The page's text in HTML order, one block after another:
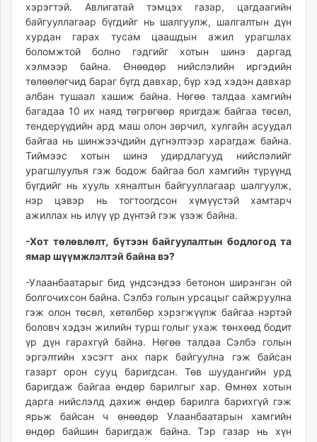
хэрэгтэй. Авлигатай тэмцэх газар, цагдаагийн
байгууллагаар бүгдийг нь шалгуулж, шалгалтын дүн
хурдан гарах тусам цаашдын ажил урагшлах
боломжтой болно гэдгийг хотын шинэ даргад
хэлмээр байна. Өнөөдөр нийслэлийн иргэдийн
төлөөлөгчид бараг бүгд давхар, бүр хэд хэдэн давхар
албан тушаал хашиж байна. Нөгөө талдаа хамгийн
багадаа 10 их наяд төгрөгөөр яригдаж байгаа төсөл,
тендерүүдийн ард маш олон зөрчил, хулгайн асуудал
байгаа нь шинжээчдийн дүгнэлтээр харагдаж байна.
Тиймээс хотын шинэ удирдлагууд нийслэлийг
урагшлуулъя гэж бодож байгаа бол хамгийн түрүүнд
бүгдийг нь хууль хяналтын байгууллагаар шалгуулж,
нэр цэвэр нь тогтоогдсон хүмүүстэй хамтарч
ажиллах нь илүү үр дүнтэй гэж үзэж байна.
-Хот төлөвлөлт, бүтээн байгуулалтын бодлогод та
ямар шүүмжлэлтэй байна вэ?
-Улаанбаатарыг бид үндсэндээ бетонон ширэнгэн ой
болгочихсон байна. Сэлбэ голын урсацыг сайжруулна
гэж олон төсөл, хөтөлбөр хэрэгжүүлж байгаа нэртэй
боловч хэдэн жилийн турш голыг ухаж төнхөөд бодит
үр дүн гарахгүй байна. Нөгөө талдаа Сэлбэ голын
эргэлтийн хэсэгт анх парк байгуулна гэж байсан
газарт орон сууц баригдсан. Төв шуудангийн урд
баригдаж байгаа өндөр барилгыг хар. Өмнөх хотын
дарга нийслэлд дахиж өндөр барилга барихгүй гэж
ярьж байсан ч өнөөдөр Улаанбаатарын хамгийн
өндөр байшин баригдаж байна. Тэр газар нь хүн